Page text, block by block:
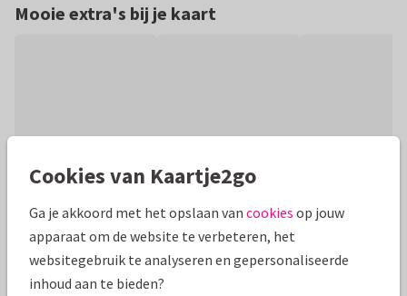
Mooie extra's bij je kaart
Productinformatie
Lief communiekaartje in ovale vorm met een patroon van
Cookies van Kaartje2go
Ga je akkoord met het opslaan van cookies op jouw
apparaat om de website te verbeteren, het
websitegebruik te analyseren en gepersonaliseerde
inhoud aan te bieden?